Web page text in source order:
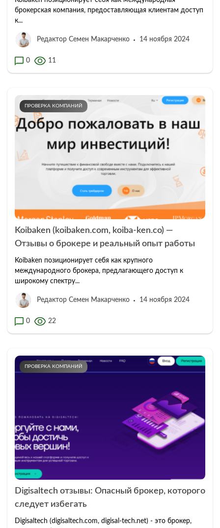
брокерская компания, предоставляющая клиентам доступ
к...
Редактор Семен Макарченко 14 ноября 2024
0 11
ПРОВЕРКА КОМПАНИЙ
Koibaken (koibaken.com, koiba-ken.co) —
Отзывы о брокере и реальный опыт работы
Koibaken позиционирует себя как крупного
международного брокера, предлагающего доступ к
широкому спектру...
Редактор Семен Макарченко 14 ноября 2024
0 22
ПРОВЕРКА КОМПАНИЙ
Digisaltech отзывы: Опасный брокер, которого
следует избегать
Digisaltech (digisaltech.com, digisal-tech.net) - это брокер,